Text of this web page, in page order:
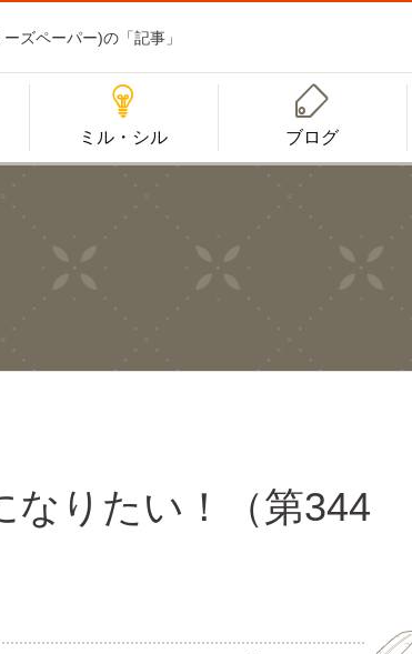
ズペーパー)の「記事」

ミル・シル

ブログ
なりたい！（第344